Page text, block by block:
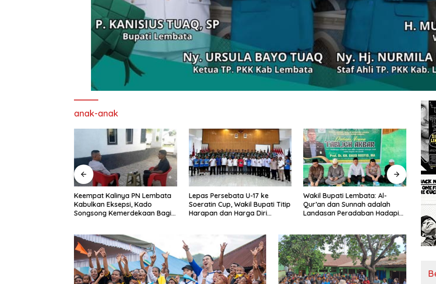
anak-anak
Keempat Kalinya PN Lembata
Kabulkan Eksepsi, Kado
Songsong Kemerdekaan Bagi
Lepas Persebata U-17 ke
Soeratin Cup, Wakil Bupati Titip
Harapan dan Harga Diri
Wakil Bupati Lembata: Al-
Qur’an dan Sunnah adalah
Landasan Peradaban Hadapi